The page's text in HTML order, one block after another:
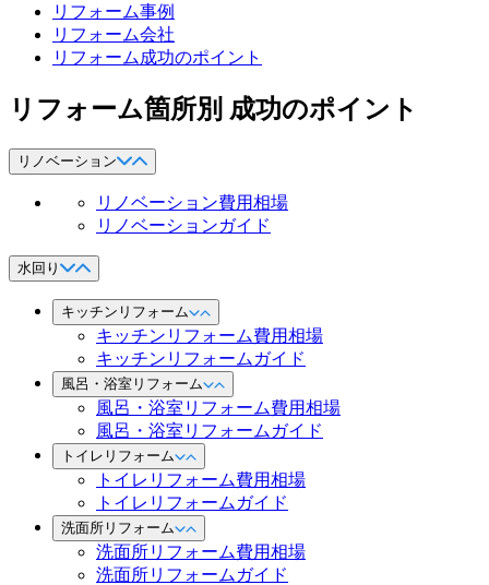
リフォーム事例
リフォーム会社
リフォーム成功のポイント
リフォーム箇所別 成功のポイント
リノベーション
リノベーション費用相場
リノベーションガイド
水回り
キッチンリフォーム
キッチンリフォーム費用相場
キッチンリフォームガイド
風呂・浴室リフォーム
風呂・浴室リフォーム費用相場
風呂・浴室リフォームガイド
トイレリフォーム
トイレリフォーム費用相場
トイレリフォームガイド
洗面所リフォーム
洗面所リフォーム費用相場
洗面所リフォームガイド